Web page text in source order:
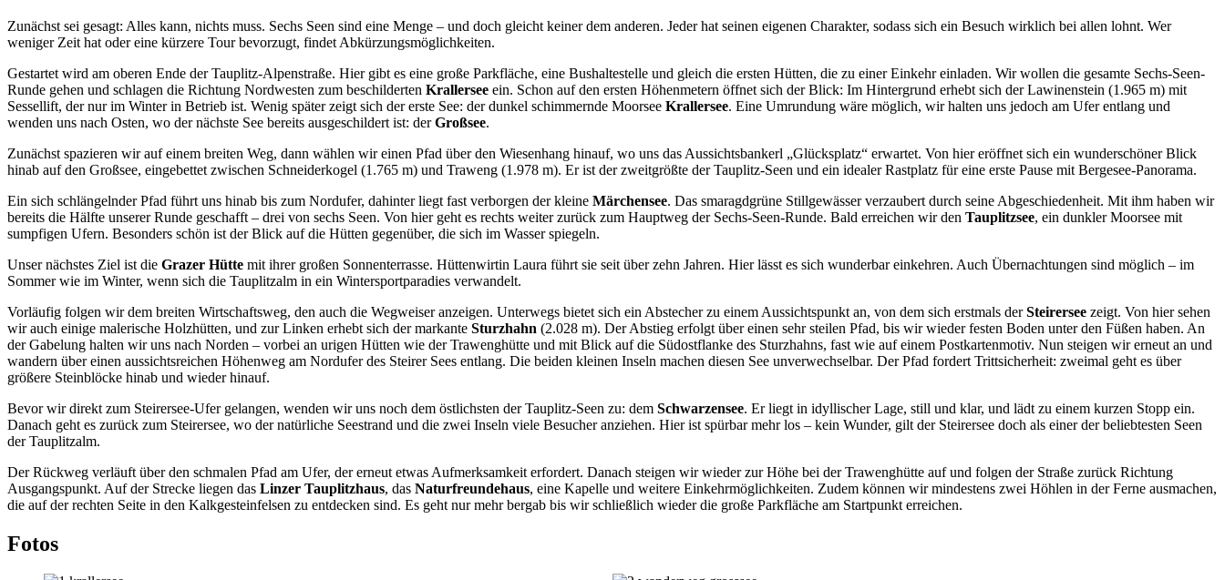
Zunächst sei gesagt: Alles kann, nichts muss. Sechs Seen sind eine Menge – und doch gleicht keiner dem anderen. Jeder hat seinen eigenen Charakter, sodass sich ein Besuch wirklich bei allen lohnt. Wer
weniger Zeit hat oder eine kürzere Tour bevorzugt, findet Abkürzungsmöglichkeiten.
Gestartet wird am oberen Ende der Tauplitz-Alpenstraße. Hier gibt es eine große Parkfläche, eine Bushaltestelle und gleich die ersten Hütten, die zu einer Einkehr einladen. Wir wollen die gesamte Sechs-Seen-
Runde gehen und schlagen die Richtung Nordwesten zum beschilderten Krallersee ein. Schon auf den ersten Höhenmetern öffnet sich der Blick: Im Hintergrund erhebt sich der Lawinenstein (1.965 m) mit
Sessellift, der nur im Winter in Betrieb ist. Wenig später zeigt sich der erste See: der dunkel schimmernde Moorsee Krallersee. Eine Umrundung wäre möglich, wir halten uns jedoch am Ufer entlang und
wenden uns nach Osten, wo der nächste See bereits ausgeschildert ist: derGroßsee.
Zunächst spazieren wir auf einem breiten Weg, dann wählen wir einen Pfad über den Wiesenhang hinauf, wo uns das Aussichtsbankerl „Glücksplatz“ erwartet. Von hier eröffnet sich ein wunderschöner Blick
hinab auf den Großsee, eingebettet zwischen Schneiderkogel (1.765 m) und Traweng (1.978 m). Er ist der zweitgrößte der Tauplitz-Seen und ein idealer Rastplatz für eine erste Pause mit Bergesee-Panorama.
Ein sich schlängelnder Pfad führt uns hinab bis zum Nordufer, dahinter liegt fast verborgen der kleine Märchensee. Das smaragdgrüne Stillgewässer verzaubert durch seine Abgeschiedenheit. Mit ihm haben wir
bereits die Hälfte unserer Runde geschafft – drei von sechs Seen. Von hier geht es rechts weiter zurück zum Hauptweg der Sechs-Seen-Runde. Bald erreichen wir den Tauplitzsee, ein dunkler Moorsee mit
sumpfigen Ufern. Besonders schön ist der Blick auf die Hütten gegenüber, die sich im Wasser spiegeln.
Unser nächstes Ziel ist die Grazer Hütte mit ihrer großen Sonnenterrasse. Hüttenwirtin Laura führt sie seit über zehn Jahren. Hier lässt es sich wunderbar einkehren. Auch Übernachtungen sind möglich – im
Sommer wie im Winter, wenn sich die Tauplitzalm in ein Wintersportparadies verwandelt.
Vorläufig folgen wir dem breiten Wirtschaftsweg, den auch die Wegweiser anzeigen. Unterwegs bietet sich ein Abstecher zu einem Aussichtspunkt an, von dem sich erstmals derSteirersee zeigt. Von hier sehen
wir auch einige malerische Holzhütten, und zur Linken erhebt sich der markante Sturzhahn (2.028 m). Der Abstieg erfolgt über einen sehr steilen Pfad, bis wir wieder festen Boden unter den Füßen haben. An
der Gabelung halten wir uns nach Norden – vorbei an urigen Hütten wie der Trawenghütte und mit Blick auf die Südostflanke des Sturzhahns, fast wie auf einem Postkartenmotiv. Nun steigen wir erneut an und
wandern über einen aussichtsreichen Höhenweg am Nordufer des Steirer Sees entlang. Die beiden kleinen Inseln machen diesen See unverwechselbar. Der Pfad fordert Trittsicherheit: zweimal geht es über
größere Steinblöcke hinab und wieder hinauf.
Bevor wir direkt zum Steirersee-Ufer gelangen, wenden wir uns noch dem östlichsten der Tauplitz-Seen zu: dem Schwarzensee. Er liegt in idyllischer Lage, still und klar, und lädt zu einem kurzen Stopp ein.
Danach geht es zurück zum Steirersee, wo der natürliche Seestrand und die zwei Inseln viele Besucher anziehen. Hier ist spürbar mehr los – kein Wunder, gilt der Steirersee doch als einer der beliebtesten Seen
der Tauplitzalm.
Der Rückweg verläuft über den schmalen Pfad am Ufer, der erneut etwas Aufmerksamkeit erfordert. Danach steigen wir wieder zur Höhe bei der Trawenghütte auf und folgen der Straße zurück Richtung
Ausgangspunkt. Auf der Strecke liegen das Linzer Tauplitzhaus, das Naturfreundehaus, eine Kapelle und weitere Einkehrmöglichkeiten. Zudem können wir mindestens zwei Höhlen in der Ferne ausmachen,
die auf der rechten Seite in den Kalkgesteinfelsen zu entdecken sind. Es geht nur mehr bergab bis wir schließlich wieder die große Parkfläche am Startpunkt erreichen.
Fotos